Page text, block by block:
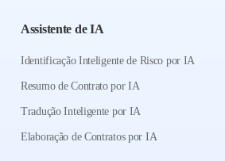
Assistente de IA
Identificação Inteligente de Risco por IA
Resumo de Contrato por IA
Tradução Inteligente por IA
Elaboração de Contratos por IA